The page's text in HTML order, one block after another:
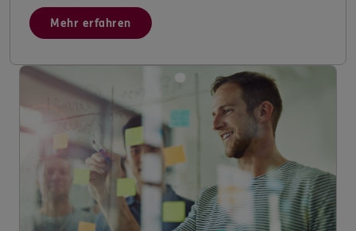
Mehr erfahren